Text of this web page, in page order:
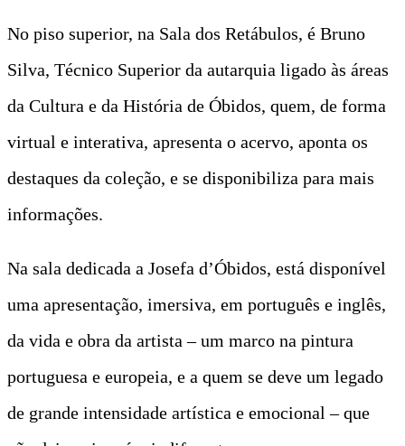
No piso superior, na Sala dos Retábulos, é Bruno
Silva, Técnico Superior da autarquia ligado às áreas
da Cultura e da História de Óbidos, quem, de forma
virtual e interativa, apresenta o acervo, aponta os
destaques da coleção, e se disponibiliza para mais
informações.
Na sala dedicada a Josefa d’Óbidos, está disponível
uma apresentação, imersiva, em português e inglês,
da vida e obra da artista – um marco na pintura
portuguesa e europeia, e a quem se deve um legado
de grande intensidade artística e emocional – que